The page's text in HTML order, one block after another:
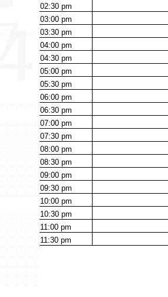
02:30pm
03:00pm
03:30pm
04:00pm
04:30pm
05:00pm
05:30pm
06:00pm
06:30pm
07:00pm
07:30pm
08:00pm
08:30pm
09:00pm
09:30pm
10:00pm
10:30pm
11:00pm
11:30pm